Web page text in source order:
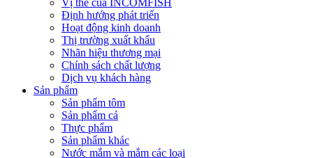
Vị thế của INCOMFISH
Định hướng phát triển
Hoạt động kinh doanh
Thị trường xuất khẩu
Nhãn hiệu thương mại
Chính sách chất lượng
Dịch vụ khách hàng
Sản phẩm
Sản phẩm tôm
Sản phẩm cá
Thực phẩm
Sản phẩm khác
Nước mắm và mắm các loại